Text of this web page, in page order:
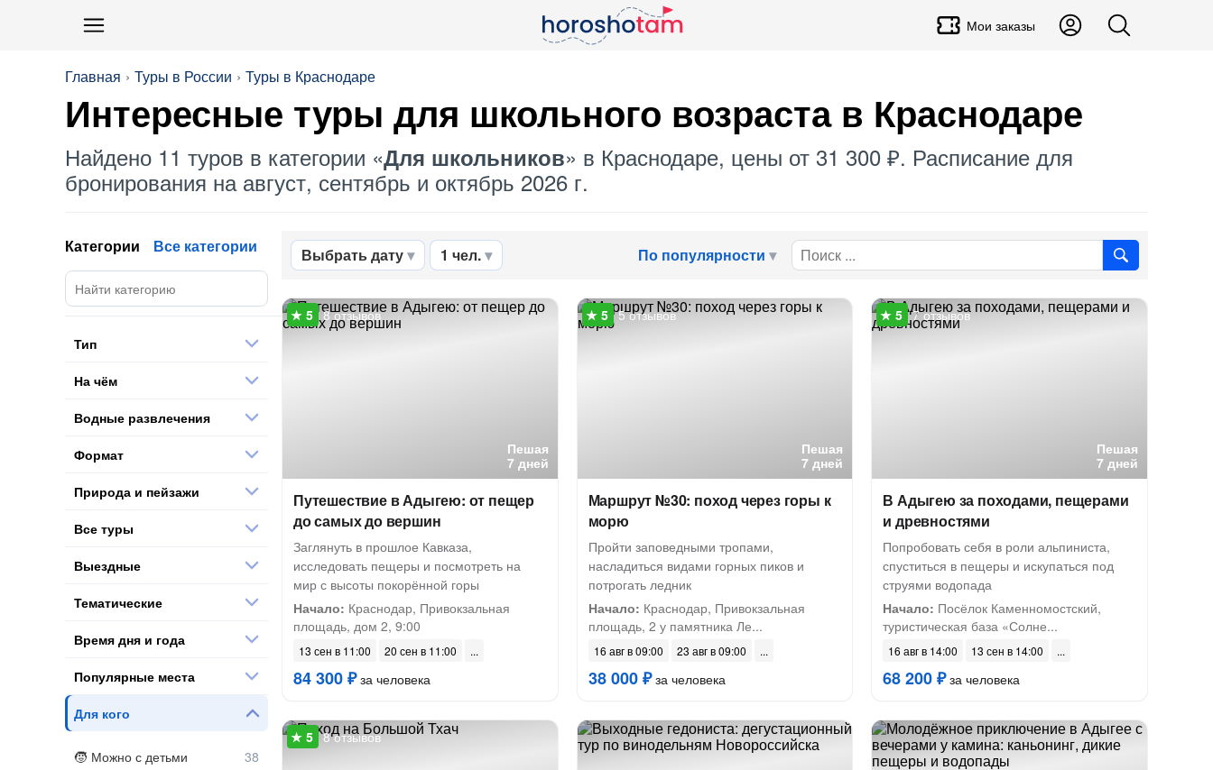
Мои заказы
Главная Туры в России Туры в Краснодаре
Интересные туры для школьного возраста в Краснодаре
Найдено 11 туров в категории «Для школьников» в Краснодаре, цены от 31 300 ₽. Расписание для
бронирования на август, сентябрь и октябрь 2026 г.
Выбрать дату 1 чел. По популярности
Пешая
7 дней
8 отзывов
Путешествие в Адыгею: от пещер
до самых до вершин
Заглянуть в прошлое Кавказа,
исследовать пещеры и посмотреть на
мир с высоты покорённой горы
Начало: Краснодар, Привокзальная
площадь, дом 2, 9:00
13 сен в 11:00 20 сен в 11:00
84 300 ₽за человека
Пешая
7 дней
5 отзывов
Маршрут №30: поход через горы к
морю
Пройти заповедными тропами,
насладиться видами горных пиков и
потрогать ледник
Начало: Краснодар, Привокзальная
площадь, 2 у памятника Ле...
16 авг в 09:00 23 авг в 09:00
38 000 ₽за человека
Пешая
7 дней
7 отзывов
В Адыгею за походами, пещерами
и древностями
Попробовать себя в роли альпиниста,
спуститься в пещеры и искупаться под
струями водопада
Начало: Посёлок Каменномостский,
туристическая база «Солне...
16 авг в 14:00 13 сен в 14:00
68 200 ₽за человека
8 отзывов
Категории Все категории
Тип
На чём
Водные развлечения
Формат
Природа и пейзажи
Все туры
Выездные
Тематические
Время дня и года
Популярные места
Для кого
Можно с детьми